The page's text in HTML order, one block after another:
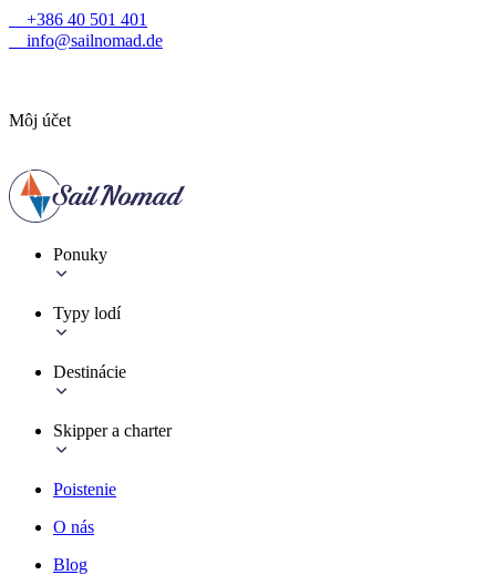
+386 40 501 401
info@sailnomad.de
Môj účet
Ponuky
Typy lodí
Destinácie
Skipper a charter
Poistenie
O nás
Blog